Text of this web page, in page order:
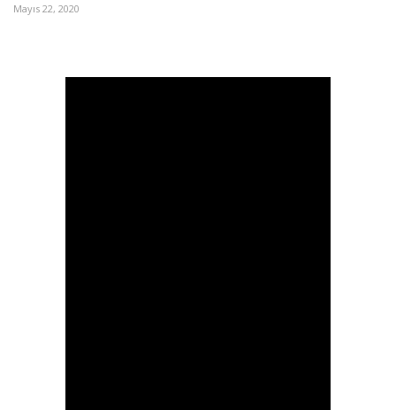
Mayıs 22, 2020